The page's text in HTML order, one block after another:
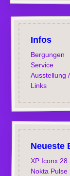
Infos
Bergungen
Service
Ausstellung
Links
Neueste
XP Iconx 28
Nokta Pulse